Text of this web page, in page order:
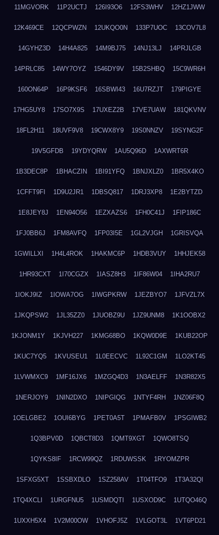
11MGVORK 11P2UCTJ 126I93O6 12FS3WHV 12HZ1JWW
12K469CE 12QCPWZN 12UKQO0N 133P7UOC 13COV7L8
14GYHZ3D 14H4A825 14M9BJ75 14NJ13LJ 14PRJLGB
14PRLC85 14WY7OYZ 1546DY9V 15B2SHBQ 15C9WR6H
160ON64P 16P9KSF6 16SBWI43 16U7RZJT 179PIGYE
17HG5UY8 17SO7X9S 17UXEZ2B 17VE7UAW 181QKVNV
18FL2H11 18UVF9V8 19CWX8Y9 19S0NNZV 19SYNG2F
19V5GFDB 19YDYQRW 1AU5Q96D 1AXWRT6R
1B3DEC8P 1BHACZIN 1BI91YFQ 1BNJXLZ0 1BR5X4KO
1CFFT9FI 1D9U2JR1 1DBSQ817 1DRJ3XP8 1E2BYTZD
1E8JEY8J 1EN94O56 1EZXAZS6 1FH0C41J 1FIP186C
1FJ0BB6J 1FM8AVFQ 1FP03I5E 1GL2VJGH 1GRISVQA
1GWILLXI 1H4L4ROK 1HAKMC6P 1HDB3VUY 1HHJEK58
1HR93CXT 1I70CGZX 1IASZ8H3 1IF86W04 1IHA2RU7
1IOKJ9IZ 1IOWA7OG 1IWGPKRW 1JEZBYO7 1JFVZL7X
1JKQPSW2 1JL35ZZ0 1JUOBZ9U 1JZ9UNM8 1K1OOBX2
1KJONM1Y 1KJVH227 1KMG68BO 1KQW0D9E 1KUB22OP
1KUC7YQ5 1KVUSEU1 1L0EECVC 1L92C1GM 1LO2KT45
1LVWMXC9 1MF16JX6 1MZGQ4D3 1N3AELFF 1N3R82X5
1NERJOY9 1NIN2DXO 1NIPGIQG 1NTYF4RH 1NZ06F8Q
1OELGBE2 1OUI6BYG 1PET0A5T 1PMAFB0V 1PSGIWB2
1Q3BPV0D 1QBCT8D3 1QMT9XGT 1QWO8TSQ
1QYKS8IF 1RCW99QZ 1RDUWSSK 1RYOMZPR
1SFXG5XT 1SSBXDLO 1SZ258AV 1T04TFO9 1T3A32QI
1TQ4XCLI 1URGFNU5 1USMDQTI 1USXOD9C 1UTQO46Q
1UXXH5X4 1V2M00OW 1VHOFJ5Z 1VLGOT3L 1VT6PD21